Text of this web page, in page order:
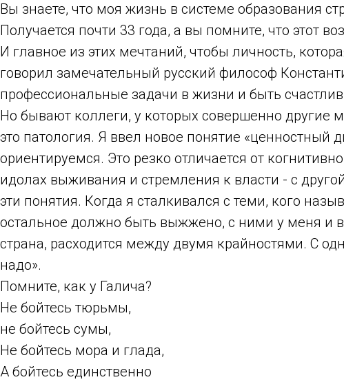
Вы знаете, что моя жизнь в системе образования
Получается почти 33 года, а вы помните, что этот
И главное из этих мечтаний, чтобы личность,
говорил замечательный русский философ
профессиональные задачи в жизни и быть
Но бывают коллеги, у которых совершенно другие
это патология. Я ввел новое понятие
ориентируемся. Это резко отличается от
идолах выживания и стремления к власти - с
эти понятия. Когда я сталкивался с теми, кого
остальное должно быть выжжено, с ними у меня и
страна, расходится между двумя крайностями. С
надо».
Помните, как у Галича?
Не бойтесь тюрьмы,
не бойтесь сумы,
Не бойтесь мора и глада,
А бойтесь единственно